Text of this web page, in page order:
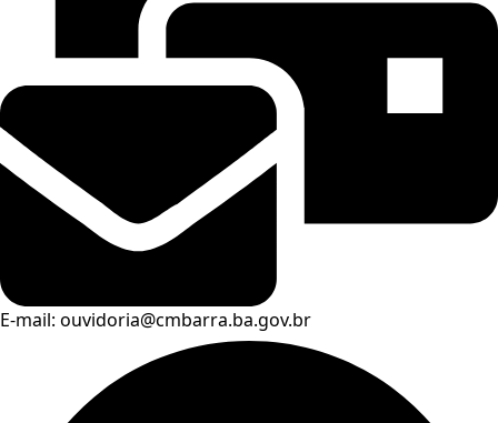
E-mail: ouvidoria@cmbarra.ba.gov.br